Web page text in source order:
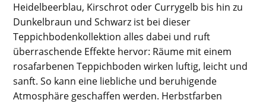
Heidelbeerblau, Kirschrot oder Currygelb bis hin zu
Dunkelbraun und Schwarz ist bei dieser
Teppichbodenkollektion alles dabei und ruft
überraschende Effekte hervor: Räume mit einem
rosafarbenen Teppichboden wirken luftig, leicht und
sanft. So kann eine liebliche und beruhigende
Atmosphäre geschaffen werden. Herbstfarben